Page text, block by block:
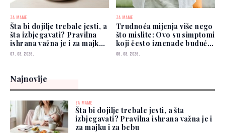
ZA MAME
Šta bi dojilje trebale jesti, a
šta izbjegavati? Pravilna
ishrana važna je i za majku i
za bebu
07. 08. 2026.
ZA MAME
Trudnoća mijenja više nego
što mislite: Ovo su simptomi
koji često iznenade buduće
mame
06. 08. 2026.
Najnovije
ZA MAME
Šta bi dojilje trebale jesti, a šta
izbjegavati? Pravilna ishrana važna je i
za majku i za bebu